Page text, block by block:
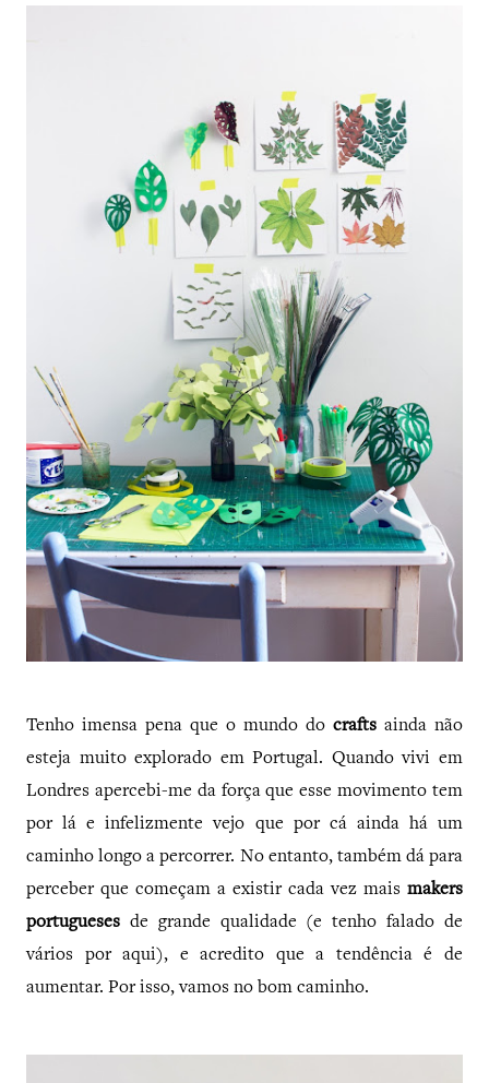
Tenho imensa pena que o mundo do crafts ainda não
esteja muito explorado em Portugal. Quando vivi em
Londres apercebi-me da força que esse movimento tem
por lá e infelizmente vejo que por cá ainda há um
caminho longo a percorrer. No entanto, também dá para
perceber que começam a existir cada vez mais makers
portugueses de grande qualidade (e tenho falado de
vários por aqui), e acredito que a tendência é de
aumentar. Por isso, vamos no bom caminho.